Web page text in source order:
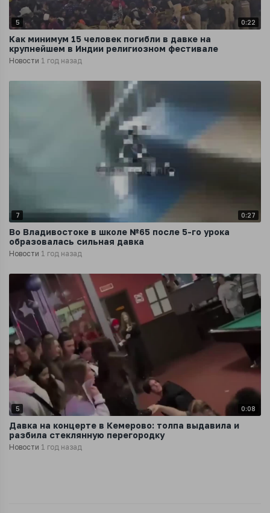
5 0:22
Как минимум 15 человек погибли в давке на
крупнейшем в Индии религиозном фестивале
Новости 1 год назад
7 0:27
Во Владивостоке в школе №65 после 5-го урока
образовалась сильная давка
Новости 1 год назад
5 0:08
Давка на концерте в Кемерово: толпа выдавила и
разбила стеклянную перегородку
Новости 1 год назад